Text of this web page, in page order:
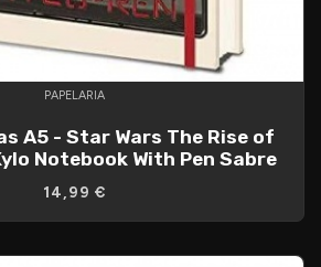
PAPELARIA
A5 - Star Wars The Rise of
Notebook With Pen Sabre
14,99 €